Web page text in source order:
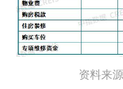
资料来